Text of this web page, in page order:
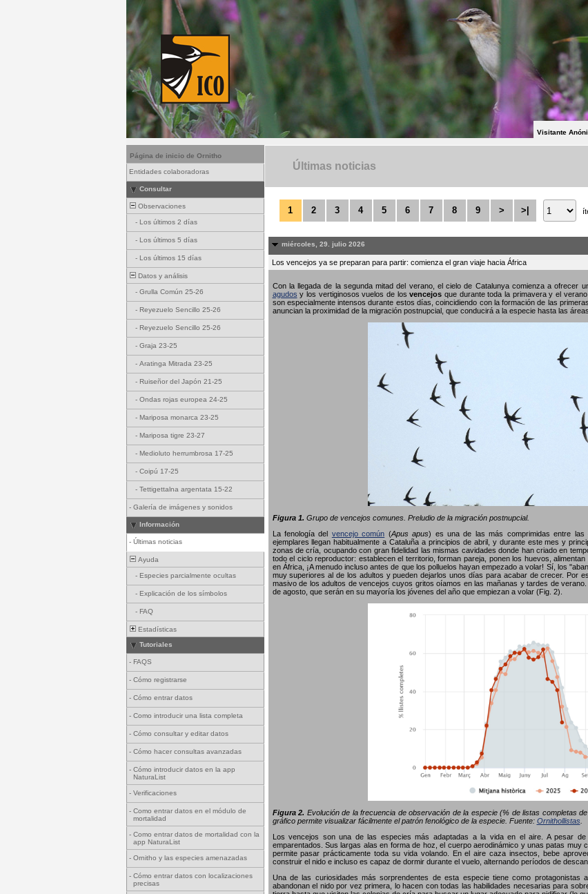
Visitante
Página de inicio de Ornitho
Entidades colaboradoras
Consultar
Observaciones
- Los últimos 2 días
- Los últimos 5 días
- Los últimos 15 días
Datos y análisis
- Grulla Común 25-26
- Reyezuelo Sencillo 25-26
- Reyezuelo Sencillo 25-26
- Graja 23-25
- Aratinga Mitrada 23-25
- Ruiseñor del Japón 21-25
- Ondas rojas europea 24-25
- Mariposa monarca 23-25
- Mariposa tigre 23-27
- Medioluto herrumbrosa 17-25
- Coipú 17-25
- Tettigettalna argentata 15-22
- Galería de imágenes y sonidos
Información
- Últimas noticias
Ayuda
- Especies parcialmente ocultas
- Explicación de los símbolos
- FAQ
Estadísticas
Tutoriales
- FAQS
- Cómo registrarse
- Cómo entrar datos
- Como introducir una lista completa
- Cómo consultar y editar datos
- Cómo hacer consultas avanzadas
- Cómo introducir datos en la app
NaturaList
- Verificaciones
- Como entrar datos en el módulo de
mortalidad
- Como entrar datos de mortalidad con la
app NaturaList
- Ornitho y las especies amenazadas
- Cómo entrar datos con localizaciones
precisas
Últimas noticias
1 2 3 4 5 6 7 8 9 > >|
miércoles, 29. julio 2026
Los vencejos ya se preparan para partir: comienza el gran viaje hacia África
Con la llegada de la segunda mitad del verano, el cielo de Catalunya comienza a ofrecer
agudos y los vertiginosos vuelos de losvencejos que durante toda la primavera y el
son especialmente intensos durante estos días, coincidiendo con la formación de las
anuncian la proximidad de la migración postnupcial, que conducirá a la especie hasta las
Figura 1. Grupo de vencejos comunes. Preludio de la migración postnupcial.
La fenología del vencejo común (Apus apus) es una de las más comprimidas entre las
ejemplares llegan habitualmente a Cataluña a principios de abril, y durante este mes y
zonas de cría, ocupando con gran fidelidad las mismas cavidades donde han criado en
todo el ciclo reproductor: establecen el territorio, forman pareja, ponen los huevos,
en África, ¡A menudo incluso antes de que los polluelos hayan empezado a volar! Sí, los
muy superiores al de los adultos y pueden dejarlos unos días para acabar de crecer. Por
masivo de los adultos de vencejos cuyos gritos oíamos en las mañanas y tardes de
de agosto, que serán en su mayoría los jóvenes del año que empiezan a volar (Fig. 2).
Figura 2. Evolución de la frecuencia de observación de la especie (% de listas completas
gráfico permite visualizar fácilmente el patrón fenológico de la especie. Fuente: Ornithollistas.
Los vencejos son una de las especies más adaptadas a la vida en el aire. A pesar
emparentados. Sus largas alas en forma de hoz, el cuerpo aerodinámico y unas patas muy
permite pasar prácticamente toda su vida volando. En el aire caza insectos, bebe
construir el nido e incluso es capaz de dormir durante el vuelo, alternando períodos de
Una de las curiosidades más sorprendentes de esta especie tiene como
abandonan el nido por vez primera, lo hacen con todas las habilidades necesarias para